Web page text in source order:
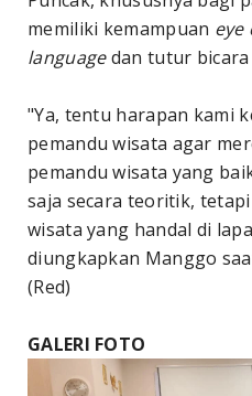
memiliki kemampuan eye
languagedan tutur bicara
"Ya, tentu harapan kami
pemandu wisata agar
pemandu wisata yang
saja secara teoritik,
wisata yang handal di
diungkapkan Manggo
(Red)
GALERI FOTO